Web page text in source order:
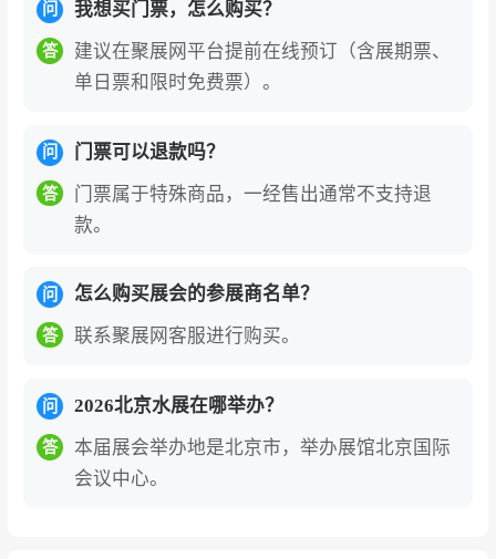
问 我想买门票，怎么购买？
答
建议在聚展网平台提前在线预订（含展期票、
单日票和限时免费票）。
问 门票可以退款吗？
答
门票属于特殊商品，一经售出通常不支持退
款。
问 怎么购买展会的参展商名单？
答 联系聚展网客服进行购买。
问 2026北京水展在哪举办？
答
本届展会举办地是北京市，举办展馆北京国际
会议中心。